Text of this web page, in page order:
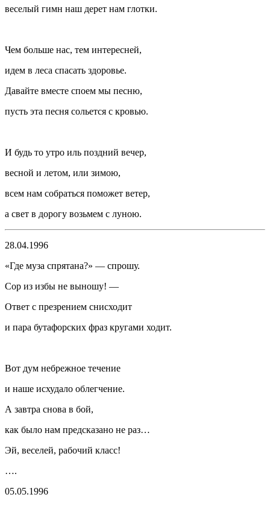
веселый гимн наш дерет нам глотки.
Чем больше нас, тем интересней,
идем в леса спасать здоровье.
Давайте вместе споем мы песню,
пусть эта песня сольется с кровью.
И будь то утро иль поздний вечер,
весной и летом, или зимою,
всем нам собраться поможет ветер,
а свет в дорогу возьмем с луною.
28.04.1996
«Где муза спрятана?» — спрошу.
Сор из избы не выношу! —
Ответ с презрением снисходит
и пара бутафорских фраз кругами ходит.
Вот дум небрежное течение
и наше исхудало облегчение.
А завтра снова в бой,
как было нам предсказано не раз…
Эй, веселей, рабочий класс!
….
05.05.1996